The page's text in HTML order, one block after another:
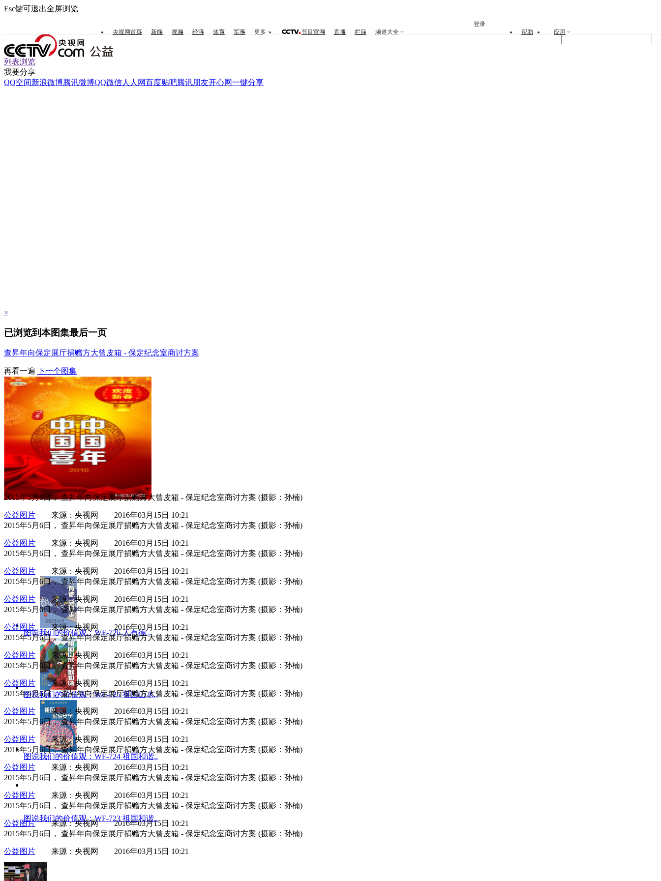
Esc键可退出全屏浏览
央视网首页 新闻 视频 经济 体育 军事 更多 节目官网 直播 栏目 频道大全 帮助 应用
登录
列表浏览
我要分享
QQ空间新浪微博腾讯微博QQ微信人人网百度贴吧腾讯朋友开心网一键分享
×
已浏览到本图集最后一页
查昇年向保定展厅捐赠方大曾皮箱 - 保定纪念室商讨方案
再看一遍 下一个图集
图说我们的价值观：WF-726 人有德 ..
图说我们的价值观：WF-725 祖国山水..
图说我们的价值观：WF-724 祖国和谐..
图说我们的价值观：WF-723 祖国和谐..
2015年5月6日， 查昇年向保定展厅捐赠方大曾皮箱 - 保定纪念室商讨方案 (摄影：孙楠)
公益图片 来源：央视网 2016年03月15日 10:21
2015年5月6日， 查昇年向保定展厅捐赠方大曾皮箱 - 保定纪念室商讨方案 (摄影：孙楠)
公益图片 来源：央视网 2016年03月15日 10:21
2015年5月6日， 查昇年向保定展厅捐赠方大曾皮箱 - 保定纪念室商讨方案 (摄影：孙楠)
公益图片 来源：央视网 2016年03月15日 10:21
2015年5月6日， 查昇年向保定展厅捐赠方大曾皮箱 - 保定纪念室商讨方案 (摄影：孙楠)
公益图片 来源：央视网 2016年03月15日 10:21
2015年5月6日， 查昇年向保定展厅捐赠方大曾皮箱 - 保定纪念室商讨方案 (摄影：孙楠)
公益图片来源：央视网 2016年03月15日 10:21
2015年5月6日， 查昇年向保定展厅捐赠方大曾皮箱 - 保定纪念室商讨方案 (摄影：孙楠)
公益图片 来源：央视网 2016年03月15日 10:21
2015年5月6日， 查昇年向保定展厅捐赠方大曾皮箱 - 保定纪念室商讨方案 (摄影：孙楠)
公益图片 来源：央视网 2016年03月15日 10:21
2015年5月6日， 查昇年向保定展厅捐赠方大曾皮箱 - 保定纪念室商讨方案 (摄影：孙楠)
公益图片 来源：央视网 2016年03月15日 10:21
2015年5月6日， 查昇年向保定展厅捐赠方大曾皮箱 - 保定纪念室商讨方案 (摄影：孙楠)
公益图片 来源：央视网 2016年03月15日 10:21
2015年5月6日， 查昇年向保定展厅捐赠方大曾皮箱 - 保定纪念室商讨方案 (摄影：孙楠)
公益图片 来源：央视网 2016年03月15日 10:21
2015年5月6日， 查昇年向保定展厅捐赠方大曾皮箱 - 保定纪念室商讨方案 (摄影：孙楠)
公益图片 来源：央视网 2016年03月15日 10:21
2015年5月6日， 查昇年向保定展厅捐赠方大曾皮箱 - 保定纪念室商讨方案 (摄影：孙楠)
公益图片来源：央视网 2016年03月15日 10:21
2015年5月6日， 查昇年向保定展厅捐赠方大曾皮箱 - 保定纪念室商讨方案 (摄影：孙楠)
公益图片 来源：央视网 2016年03月15日 10:21